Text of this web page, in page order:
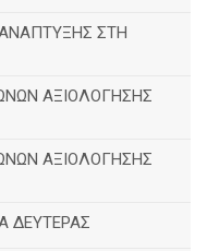
ΣΤΗ
ΑΞΙΟΛΟΓΗΣΗΣ
ΑΞΙΟΛΟΓΗΣΗΣ
ΔΕΥΤΕΡΑΣ